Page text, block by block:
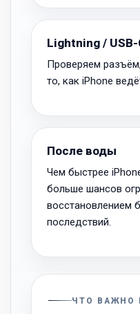
Lightning /
Проверяем
то, как iPhone
После воды
Чем быстрее
больше шансов
восстановлением
последствий.
ЧТО ВАЖНО